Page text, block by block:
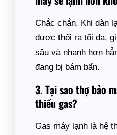
Chắc chắn. Khi dàn
được thổi ra tối đa,
sâu và nhanh hơn
đang bị bám bẩn.
3. Tại sao thợ bảo
thiếu gas?
Gas máy lạnh là hệ